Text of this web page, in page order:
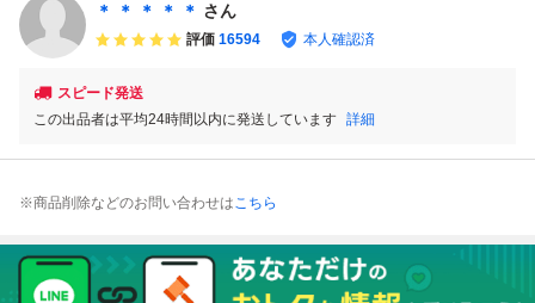
＊ ＊ ＊ ＊ ＊ さん
評価 16594 本人確認済
スピード発送
この出品者は平均24時間以内に発送しています 詳細
※商品削除などのお問い合わせはこちら